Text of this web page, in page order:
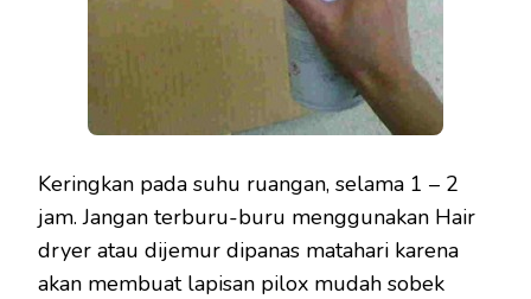
Keringkan pada suhu ruangan, selama 1 – 2
jam. Jangan terburu-buru menggunakan Hair
dryer atau dijemur dipanas matahari karena
akan membuat lapisan pilox mudah sobek